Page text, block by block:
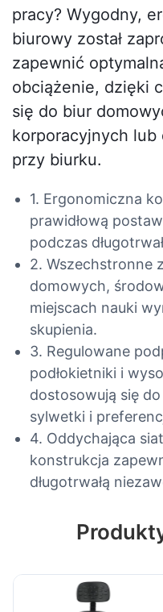
pracy? Wygodny,
biurowy został
zapewnić
obciążenie, dzięki
się do biur
korporacyjnych lub
przy biurku.
1. Ergonomiczna
prawidłową
podczas
2. Wszechstronne
domowych,
miejscach nauki
skupienia.
3. Regulowane
podłokietniki i
dostosowują się
sylwetki i
4. Oddychająca
konstrukcja
długotrwałą